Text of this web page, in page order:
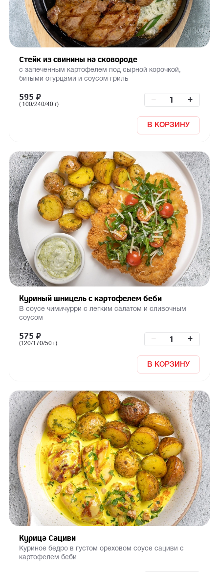
Стейк из свинины на сковороде
с запеченным картофелем под сырной корочкой,
битыми огурцами и соусом гриль
595 ₽
( 100/240/40 г)
+
В КОРЗИНУ
Куриный шницель с картофелем беби
В соусе чимичурри с легким салатом и сливочным
соусом
575 ₽
(120/170/50 г)
+
В КОРЗИНУ
Курица Сациви
Куриное бедро в густом ореховом соусе сациви с
картофелем беби